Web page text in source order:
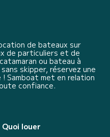
de bateaux sur
de particuliers et de
ou bateau à
skipper, réservez une
Samboat met en relation
confiance.
Quoi louer